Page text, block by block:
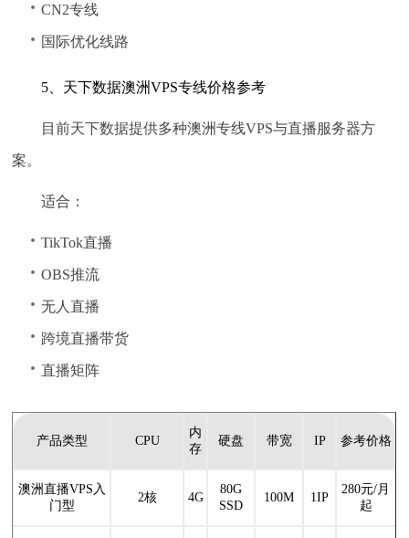
CN2专线
国际优化线路
5、天下数据澳洲VPS专线价格参考
目前天下数据提供多种澳洲专线VPS与直播服务器方
案。
适合：
TikTok直播
OBS推流
无人直播
跨境直播带货
直播矩阵
产品类型 CPU
内
存
硬盘 带宽 IP 参考价格
澳洲直播VPS入
门型
2核 4G
80G
SSD
100M 1IP
280元/月
起